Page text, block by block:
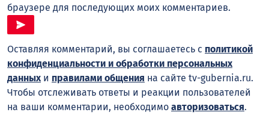
браузере для последующих моих комментариев.
Оставляя комментарий, вы соглашаетесь с политикой
конфиденциальности и обработки персональных
данныхи правилами общения на сайте tv-gubernia.ru.
Чтобы отслеживать ответы и реакции пользователей
на ваши комментарии, необходимо авторизоваться.